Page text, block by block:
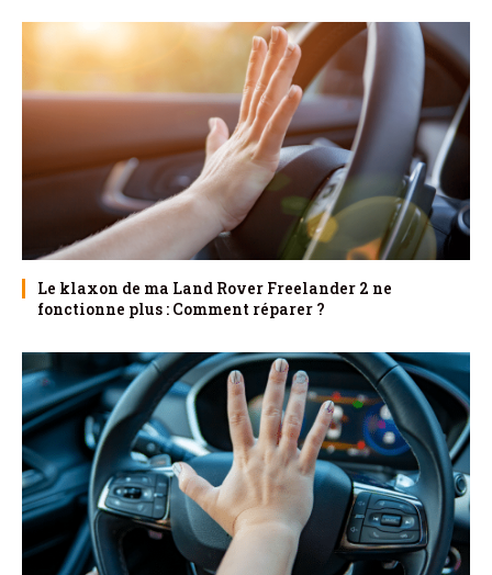
Le klaxon de ma Land Rover Freelander 2 ne
fonctionne plus : Comment réparer ?